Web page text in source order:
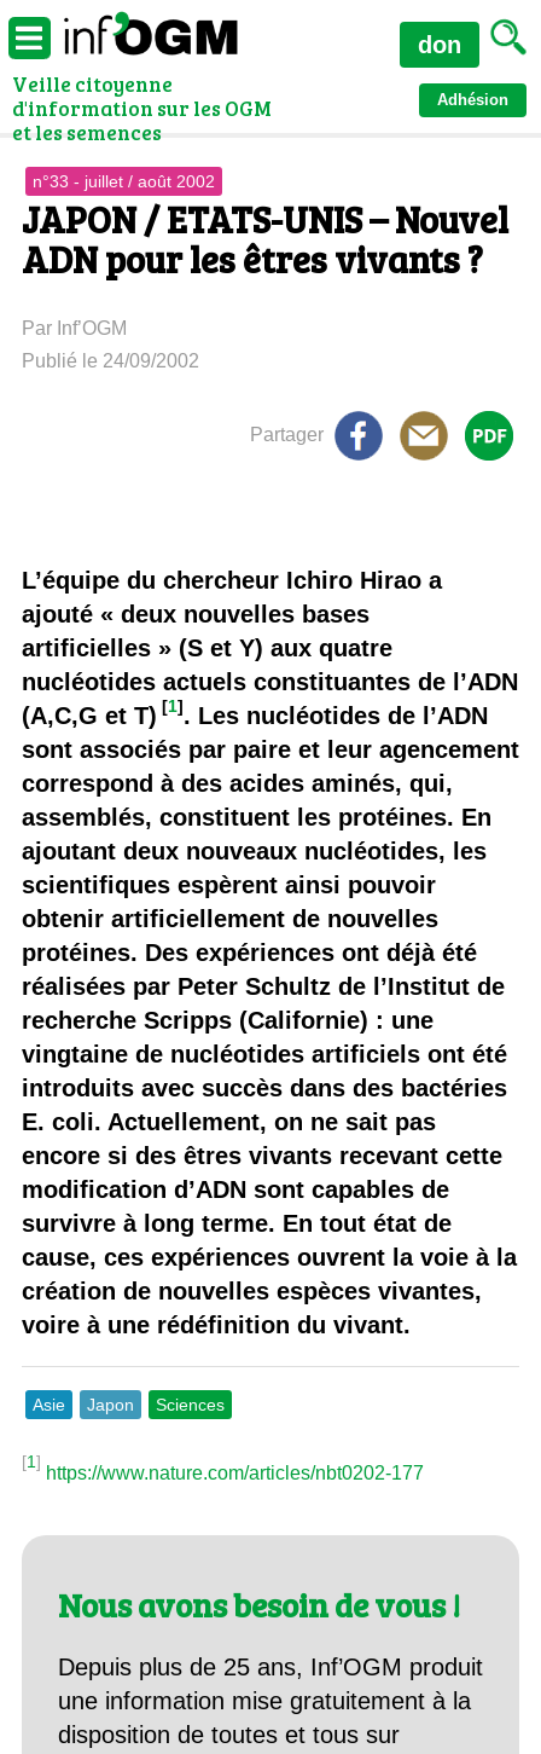
Veille citoyenne
d'information sur les OGM
et les semences
Adhésion
don
n°33 - juillet / août 2002
JAPON / ETATS-UNIS – Nouvel
ADN pour les êtres vivants ?
Par Inf’OGM
Publié le 24/09/2002
Partager
L’équipe du chercheur Ichiro Hirao a
ajouté « deux nouvelles bases
artificielles » (S et Y) aux quatre
nucléotides actuels constituantes de l’ADN
(A,C,G et T) [1]. Les nucléotides de l’ADN
sont associés par paire et leur agencement
correspond à des acides aminés, qui,
assemblés, constituent les protéines. En
ajoutant deux nouveaux nucléotides, les
scientifiques espèrent ainsi pouvoir
obtenir artificiellement de nouvelles
protéines. Des expériences ont déjà été
réalisées par Peter Schultz de l’Institut de
recherche Scripps (Californie) : une
vingtaine de nucléotides artificiels ont été
introduits avec succès dans des bactéries
E. coli. Actuellement, on ne sait pas
encore si des êtres vivants recevant cette
modification d’ADN sont capables de
survivre à long terme. En tout état de
cause, ces expériences ouvrent la voie à la
création de nouvelles espèces vivantes,
voire à une rédéfinition du vivant.
Asie Japon Sciences
[1]
https://www.nature.com/articles/nbt0202-177
Nous avons besoin de vous !
Depuis plus de 25 ans, Inf’OGM produit
une information mise gratuitement à la
disposition de toutes et tous sur